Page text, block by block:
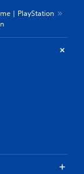
| PlayStation